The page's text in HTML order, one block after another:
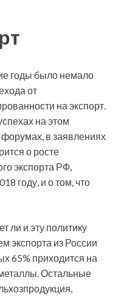
годы было немало
от
на экспорт.
на этом
в заявлениях
о росте
экспорта РФ,
году, и о том, что
ли и эту политику
экспорта из России
65% приходится на
Остальные